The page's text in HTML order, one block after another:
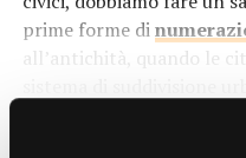
positivo.
Comunicazione
Il silenzio favorisce la
prime forme di
all’antichità, quando le
numerazione degli
più rudimentale rispetto